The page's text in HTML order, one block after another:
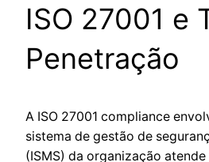
ISO 27001 e
Penetração
A ISO 27001 compliance
sistema de gestão de
(ISMS) da organização